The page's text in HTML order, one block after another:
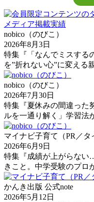
メディア掲載実績
nobico（のびこ）
2026年8月3日
特集『「なんでミスする
を”折れない心”に変える
nobico（のびこ）
2026年7月30日
特集『夏休みの間違った
ルを一通り解く」学習法
マイナビ子育て（PR／タ
2026年6月9日
特集『成績が上がらな
きこと。中学受験のプロ
かんき出版 公式note
2026年5月12日